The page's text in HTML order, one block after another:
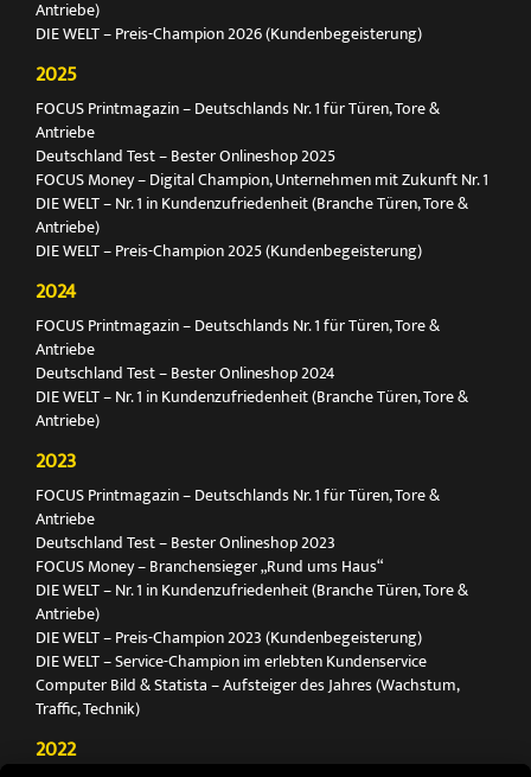
Antriebe)
DIE WELT – Preis-Champion 2026 (Kundenbegeisterung)
2025
FOCUS Printmagazin – Deutschlands Nr. 1 für Türen, Tore &
Antriebe
Deutschland Test – Bester Onlineshop 2025
FOCUS Money – Digital Champion, Unternehmen mit Zukunft Nr. 1
DIE WELT – Nr. 1 in Kundenzufriedenheit (Branche Türen, Tore &
Antriebe)
DIE WELT – Preis-Champion 2025 (Kundenbegeisterung)
2024
FOCUS Printmagazin – Deutschlands Nr. 1 für Türen, Tore &
Antriebe
Deutschland Test – Bester Onlineshop 2024
DIE WELT – Nr. 1 in Kundenzufriedenheit (Branche Türen, Tore &
Antriebe)
2023
FOCUS Printmagazin – Deutschlands Nr. 1 für Türen, Tore &
Antriebe
Deutschland Test – Bester Onlineshop 2023
FOCUS Money – Branchensieger „Rund ums Haus“
DIE WELT – Nr. 1 in Kundenzufriedenheit (Branche Türen, Tore &
Antriebe)
DIE WELT – Preis-Champion 2023 (Kundenbegeisterung)
DIE WELT – Service-Champion im erlebten Kundenservice
Computer Bild & Statista – Aufsteiger des Jahres (Wachstum,
Traffic, Technik)
2022